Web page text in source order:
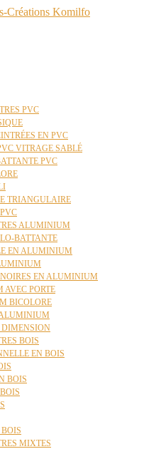
PVC
EN PVC
VITRAGE SABLÉ
PVC
TRIANGULAIRE
ALUMINIUM
BATTANTE
EN ALUMINIUM
EN ALUMINIUM
PORTE
BICOLORE
BOIS
EN BOIS
BOIS
BOIS
MIXTES